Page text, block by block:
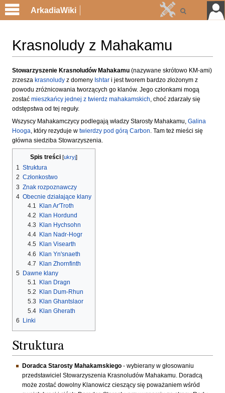
Krasnoludy z Mahakamu
Przejdź
do
nawigacji
Przejdź
do
wyszukiwania
Stowarzyszenie Krasnoludów Mahakamu (nazywane skrótowo KM-ami)
zrzesza krasnoludy z domeny Ishtar i jest tworem bardzo złożonym z
powodu zróżnicowania tworzących go klanów. Jego członkami mogą
zostać mieszkańcy jednej z twierdz mahakamskich , choć zdarzały się
odstępstwa od tej reguły.
Wszyscy Mahakamczycy podlegają władzy Starosty Mahakamu, Galina
Hooga , który rezyduje w twierdzy pod górą Carbon . Tam też mieści się
główna siedziba Stowarzyszenia.
Spis treści
1
Struktura
2 Członkostwo
3 Znak rozpoznawczy
4 Obecnie działające klany
4.1
Klan Ar'Troth
4.2
Klan Hordund
4.3
Klan Hychsohn
4.4
Klan Nadr-Hogr
4.5
Klan Visearth
4.6
Klan Yn'snaeth
4.7
Klan Zhornfinth
5 Dawne klany
5.1
Klan Dragn
5.2
Klan Dum-Rhun
5.3
Klan Ghantslaor
5.4
Klan Gherath
6
Linki
Struktura
Doradca Starosty Mahakamskiego- wybierany w głosowaniu
przedstawiciel Stowarzyszenia Krasnoludów Mahakamu. Doradcą
może zostać dowolny Klanowicz cieszący się poważaniem wśród
ArkadiaWiki